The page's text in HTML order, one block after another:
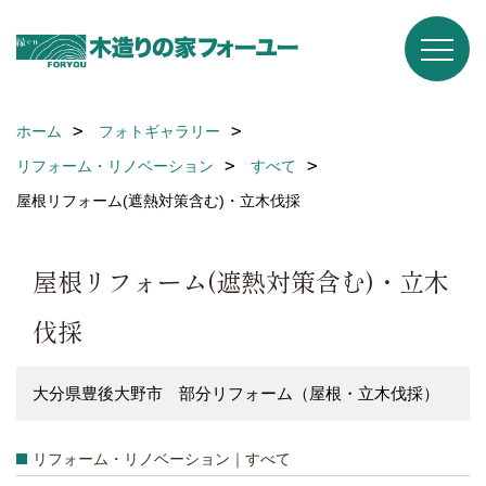
ホーム
フォトギャラリー
リフォーム・リノベーション
すべて
屋根リフォーム(遮熱対策含む)・立木伐採
屋根リフォーム(遮熱対策含む)・立木
伐採
大分県豊後大野市 部分リフォーム（屋根・立木伐採）
リフォーム・リノベーション｜すべて